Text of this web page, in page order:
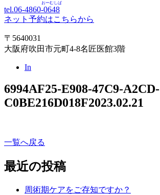
tel.06-4860-0648
おーむしば
ネット予約はこちらから
〒5640031
大阪府吹田市元町4-8名匠医館3階
In
6994AF25-E908-47C9-A2CD-
C0BE216D018F2023.02.21
一覧へ戻る
最近の投稿
周術期ケアをご存知ですか？